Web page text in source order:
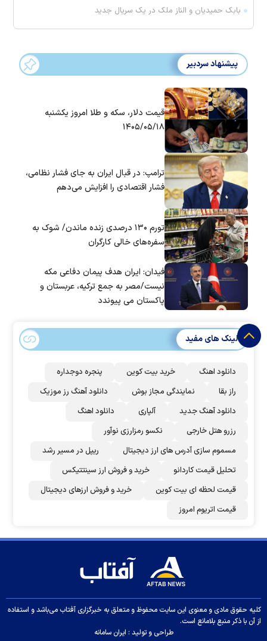
بابک حمیدیان و الناز ملک در یک سریال جدید
پیشنهاد سردبیر
قیمت دلار، سکه و طلا امروز یکشنبه
۱۴۰۵/۰۵/۱۸
ترامپ: در قبال ایران به جای فشار نظامی،
فشار اقتصادی را افزایش می‌دهم
تورم ۱۳۰ درصدی زنده ماندن/ شوک به
سفره‌های خالی کارگران
فیدان: ایران هدف پیمان دفاعی مکه
نیست/مصر به جمع ترکیه، عربستان و
پاکستان می پیوندد
لینک های مفید
دانلود اهنگ خرید بیت کوین
پنجره دوجداره
راز بقا
نمایندگی مجاز بوش
دانلود آهنگ رز‌ موزیک
دانلود آهنگ جدید
آلپاری
دانلود اهنگ
رزرو هتل خارجی
نکسو رمزارزی نوآور
مسموم سازی آدرس های ارز دیجیتال
ریپل در مسیر رشد
تحلیل قیمت کاردانو
خرید و فروش ارز سینتتیکس
قیمت لحظه ای بیت کوین
خرید و فروش ارزهای دیجیتال
قیمت اتریوم امروز
کلیه حقوق مادی و معنوی این سایت محفوظ و متعلق به خبرگزاری آفتاب می‌باشد و استفاده
از آن با ذکر منبع بلامانع است.
طراحی و تولید : ایران سامانه